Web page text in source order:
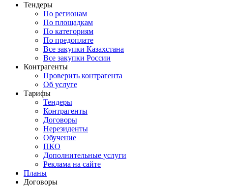
Тендеры
По регионам
По площадкам
По категориям
По предоплате
Все закупки Казахстана
Все закупки России
Контрагенты
Проверить контрагента
Об услуге
Тарифы
Тендеры
Контрагенты
Договоры
Нерезиденты
Обучение
ПКО
Дополнительные услуги
Реклама на сайте
Планы
Договоры